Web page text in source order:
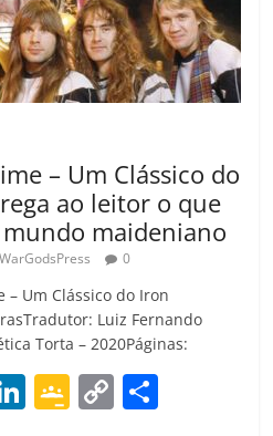
– Um Clássico do
ao leitor o que
maideniano
WarGodsPress 0
– Um Clássico do Iron
Luiz Fernando
Torta – 2020Páginas:
Li G C